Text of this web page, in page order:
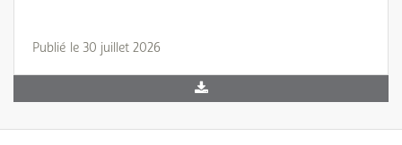
Publié le 30 juillet 2026